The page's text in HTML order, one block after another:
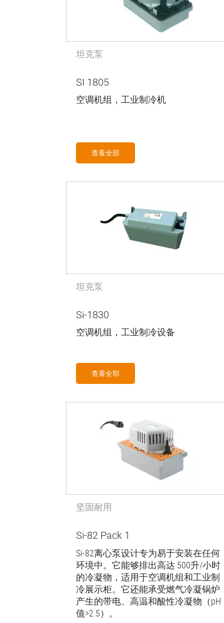
坦克泵
SI 1805
空调机组，工业制冷机
查看全部
坦克泵
Si-1830
空调机组，工业制冷设备
查看全部
坚固耐用
Si-82 Pack 1
Si-82离心泵设计专为易于安装在任何
环境中。它能够排出高达 500升/小时
的冷凝物，适用于空调机组和工业制
冷展示柜。它还能承受燃气冷凝锅炉
产生的带电、高温和酸性冷凝物（pH
值>2.5）。